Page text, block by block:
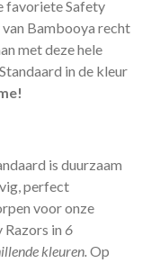
favoriete Safety
van Bambooya recht
met deze hele
in de kleur
is duurzaam
perfect
voor onze
Razors in 6
kleuren. Op